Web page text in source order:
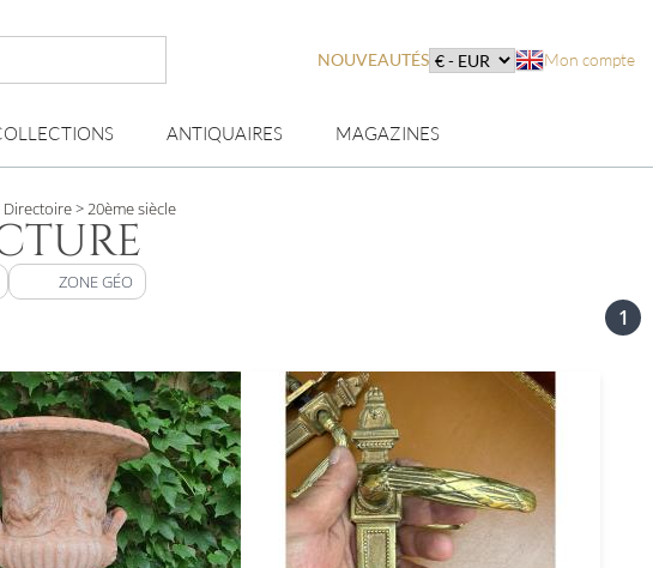
NOUVEAUTÉS Mon compte
ANTIQUAIRES MAGAZINES
Directoire> 20ème siècle
ZONE GÉO
1